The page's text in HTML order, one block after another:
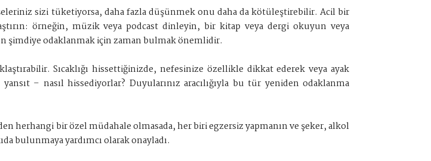
sizi tüketiyorsa, daha fazla düşünmek onu daha da kötüleştirebilir. Acil bir
örneğin, müzik veya podcast dinleyin, bir kitap veya dergi okuyun veya
şimdiye odaklanmak için zaman bulmak önemlidir.
Sıcaklığı hissettiğinizde, nefesinize özellikle dikkat ederek veya ayak
– nasıl hissediyorlar? Duyularınız aracılığıyla bu tür yeniden odaklanma
herhangi bir özel müdahale olmasada, her biri egzersiz yapmanın ve şeker, alkol
bulunmaya yardımcı olarak onayladı.